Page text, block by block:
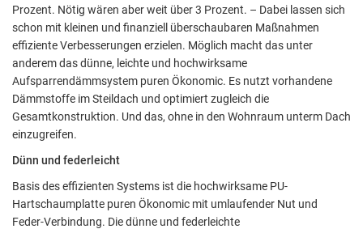
Prozent. Nötig wären aber weit über 3 Prozent. – Dabei lassen sich
schon mit kleinen und finanziell überschaubaren Maßnahmen
effiziente Verbesserungen erzielen. Möglich macht das unter
anderem das dünne, leichte und hochwirksame
Aufsparrendämmsystem puren Ökonomic. Es nutzt vorhandene
Dämmstoffe im Steildach und optimiert zugleich die
Gesamtkonstruktion. Und das, ohne in den Wohnraum unterm Dach
einzugreifen.
Dünn und federleicht
Basis des effizienten Systems ist die hochwirksame PU-
Hartschaumplatte puren Ökonomic mit umlaufender Nut und
Feder-Verbindung. Die dünne und federleichte